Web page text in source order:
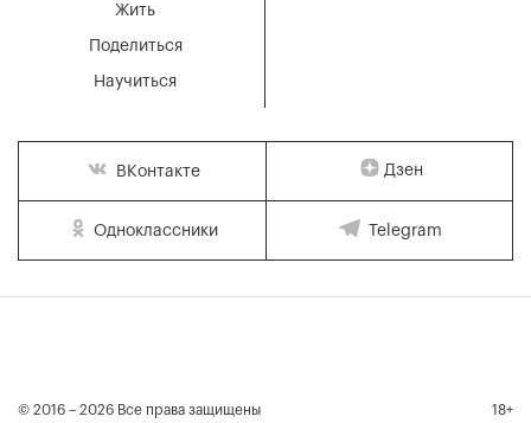
Жить
Поделиться
Научиться
ВКонтакте Дзен
Одноклассники Telegram
© 2016 – 2026 Все права защищены 18+